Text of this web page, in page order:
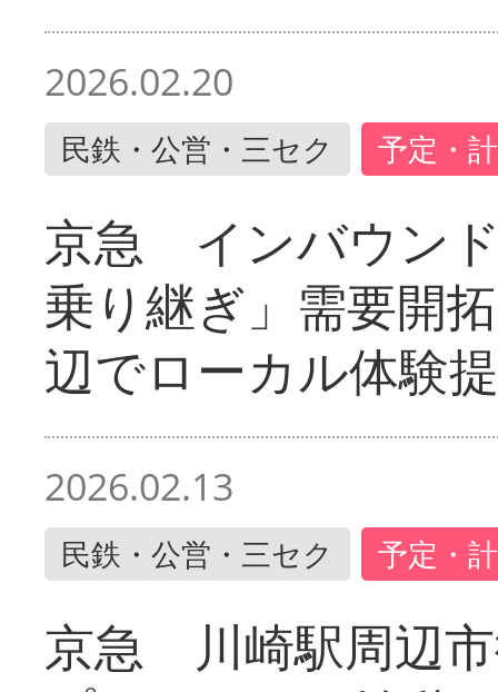
2026.02.20
民鉄・公営・三セク 予定・
京急 インバウン
乗り継ぎ」需要開
辺でローカル体験
2026.02.13
民鉄・公営・三セク 予定・
京急 川崎駅周辺